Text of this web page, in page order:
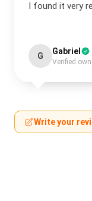
I found it very
G Gabriel
Verified
Write your